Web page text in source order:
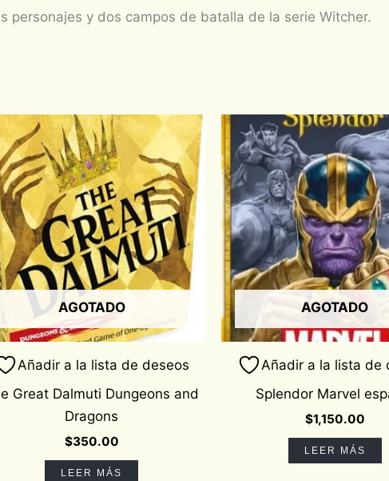
personajes y dos campos de batalla de la serie Witcher.
AGOTADO
Añadir a la lista de deseos
Great Dalmuti Dungeons and
Dragons
$350.00
LEER MÁS
AGOTADO
Añadir a la lista de
Splendor Marvel
$1,150.00
LEER MÁS